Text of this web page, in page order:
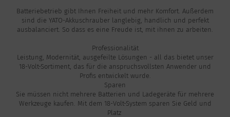
Batteriebetrieb gibt Ihnen Freiheit und mehr Komfort. Außerdem
sind die YATO-Akkuschrauber langlebig, handlich und perfekt
ausbalanciert. So dass es eine Freude ist, mit ihnen zu arbeiten.
Professionalität
Leistung, Modernität, ausgefeilte Lösungen - all das bietet unser
18-Volt-Sortiment, das für die anspruchsvollsten Anwender und
Profis entwickelt wurde.
Sparen
Sie müssen nicht mehrere Batterien und Ladegeräte für mehrere
Werkzeuge kaufen. Mit dem 18-Volt-System sparen Sie Geld und
Platz